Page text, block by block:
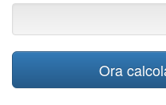
Ora